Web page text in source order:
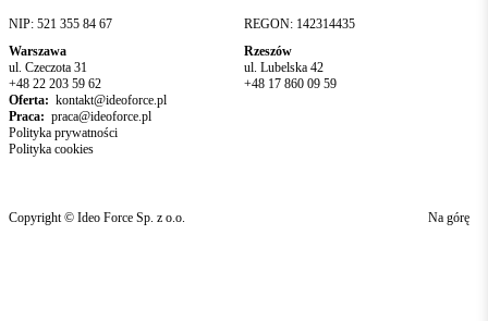
NIP: 521 355 84 67
REGON: 142314435
Warszawa
ul. Czeczota 31
+48 22 203 59 62
Rzeszów
ul. Lubelska 42
+48 17 860 09 59
Oferta: kontakt@ideoforce.pl
Praca: praca@ideoforce.pl
Polityka prywatności
Polityka cookies
Copyright © Ideo Force Sp. z o.o. Na górę